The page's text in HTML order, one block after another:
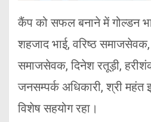
कैंप को सफल बनाने में गोल्डन
शहजाद भाई, वरिष्ठ समाजसेवक,
समाजसेवक, दिनेश रतूड़ी,
जनसम्पर्क अधिकारी, श्री महंत
विशेष सहयोग रहा।